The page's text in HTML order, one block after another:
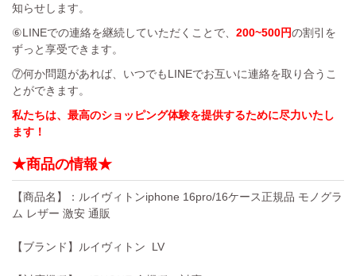
知らせします。
⑥LINEでの連絡を継続していただくことで、 200~500円の割引を
ずっと享受できます。
⑦何か問題があれば、いつでもLINEでお互いに連絡を取り合うこ
とができます。
私たちは、最高のショッピング体験を提供するために尽力いたし
ます！
★商品の情報★
【商品名】：ルイヴィトンiphone 16pro/16ケース正規品 モノグラ
ム レザー 激安 通販
【ブランド】 ルイヴィトン LV